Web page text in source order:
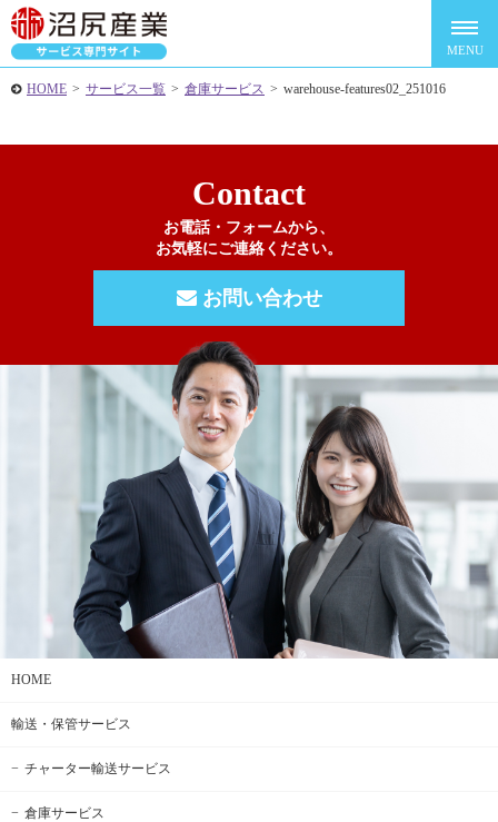
HOME > サービス一覧 > 倉庫サービス > warehouse-features02_251016
Contact
お電話・フォームから、
お気軽にご連絡ください。
お問い合わせ
HOME
輸送・保管サービス
チャーター輸送サービス
倉庫サービス